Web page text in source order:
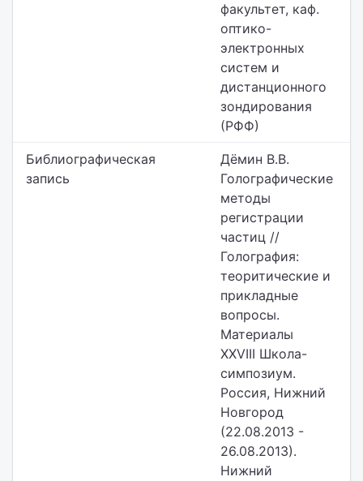
факультет, каф.
оптико-
электронных
систем и
дистанционного
зондирования
(РФФ)
Библиографическая
запись
Дёмин В.В.
Голографические
методы
регистрации
частиц //
Голография:
теоритические и
прикладные
вопросы.
Материалы
XXVIII Школа-
симпозиум.
Россия, Нижний
Новгород
(22.08.2013 -
26.08.2013).
Нижний